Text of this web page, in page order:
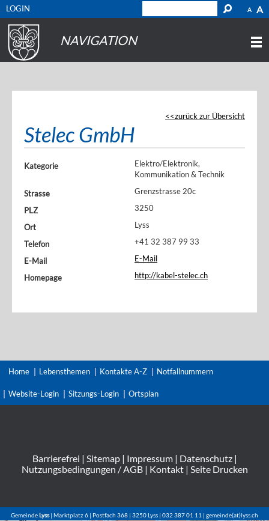
A A
LOGIN
NAVIGATION
zurück zur Übersicht
Stelec GmbH
Kategorie
Elektro/Elektronik,
Kommunikation & Technik
Strasse
Grenzstrasse 20c
PLZ
3250
Ort
Lyss
Telefon
+41 32 387 99 33
E-Mail
E-Mail
Homepage
http://kabel-stelec.ch
Home Lebensthemen Kontakte A-Z Notfallnummern
Website-Login Sitzungs-Login Ortsplan
Barrierefrei | Sitemap| Impressum| Datenschutz|
Nutzungsbedingungen / AGB| Kontakt| Seite Drucken
GemeindeLyss| Marktplatz 6 | Postfach 368 | 3250 Lyss | 032 387 01 11 | gemeinde(at)lyss.ch